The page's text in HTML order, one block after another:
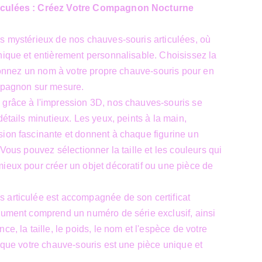
: Créez Votre Compagnon Nocturne
mystérieux de nos chauves-souris articulées, où
et entièrement personnalisable. Choisissez la
un nom à votre propre chauve-souris pour en
sur mesure.
à l'impression 3D, nos chauves-souris se
minutieux. Les yeux, peints à la main,
fascinante et donnent à chaque figurine un
pouvez sélectionner la taille et les couleurs qui
pour créer un objet décoratif ou une pièce de
articulée est accompagnée de son certificat
comprend un numéro de série exclusif, ainsi
la taille, le poids, le nom et l'espèce de votre
votre chauve-souris est une pièce unique et